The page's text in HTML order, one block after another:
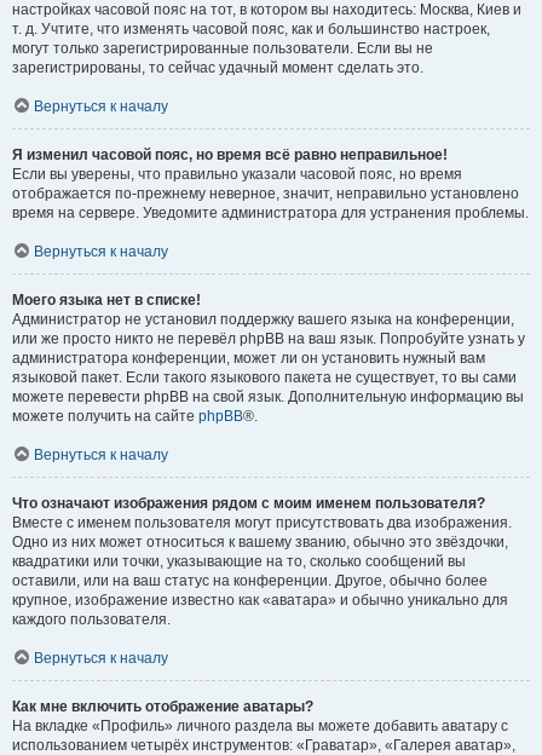
настройках часовой пояс на тот, в котором вы находитесь: Москва, Киев и
т. д. Учтите, что изменять часовой пояс, как и большинство настроек,
могут только зарегистрированные пользователи. Если вы не
зарегистрированы, то сейчас удачный момент сделать это.
Вернуться к началу
Я изменил часовой пояс, но время всё равно неправильное!
Если вы уверены, что правильно указали часовой пояс, но время
отображается по-прежнему неверное, значит, неправильно установлено
время на сервере. Уведомите администратора для устранения проблемы.
Вернуться к началу
Моего языка нет в списке!
Администратор не установил поддержку вашего языка на конференции,
или же просто никто не перевёл phpBB на ваш язык. Попробуйте узнать у
администратора конференции, может ли он установить нужный вам
языковой пакет. Если такого языкового пакета не существует, то вы сами
можете перевести phpBB на свой язык. Дополнительную информацию вы
можете получить на сайте phpBB®.
Вернуться к началу
Что означают изображения рядом с моим именем пользователя?
Вместе с именем пользователя могут присутствовать два изображения.
Одно из них может относиться к вашему званию, обычно это звёздочки,
квадратики или точки, указывающие на то, сколько сообщений вы
оставили, или на ваш статус на конференции. Другое, обычно более
крупное, изображение известно как «аватара» и обычно уникально для
каждого пользователя.
Вернуться к началу
Как мне включить отображение аватары?
На вкладке «Профиль» личного раздела вы можете добавить аватару с
использованием четырёх инструментов: «Граватар», «Галерея аватар»,